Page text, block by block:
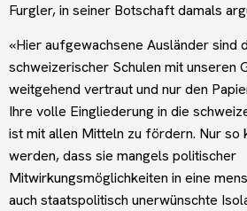
Furgler, in seiner Botschaft damals
«Hier aufgewachsene Ausländer sind
schweizerischer Schulen mit unseren
weitgehend vertraut und nur den
Ihre volle Eingliederung in die
ist mit allen Mitteln zu fördern. Nur so
werden, dass sie mangels politischer
Mitwirkungsmöglichkeiten in eine
auch staatspolitisch unerwünschte